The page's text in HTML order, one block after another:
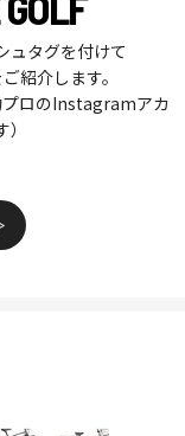
ュタグを付けて
紹介します。
プロのInstagramアカ